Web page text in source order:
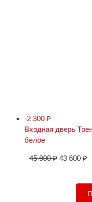
-2 300 ₽
Входная дверь
белое
45 900₽ 43 600 ₽